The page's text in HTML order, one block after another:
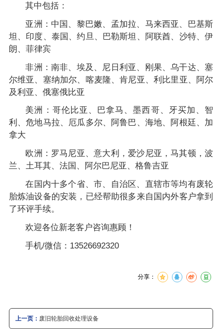
其中包括：
亚洲：中国、黎巴嫩、孟加拉、马来西亚、巴基斯
坦、印度、泰国、约旦、巴勒斯坦、阿联酋、沙特、伊
朗、菲律宾
非洲：南非、埃及、尼日利亚、刚果、乌干达、塞
尔维亚、塞纳加尔、喀麦隆、肯尼亚、利比里亚、阿尔
及利亚、俄塞俄比亚
美洲：哥伦比亚、巴拿马、墨西哥、牙买加、智
利、危地马拉、厄瓜多尔、阿鲁巴、海地、阿根廷、加
拿大
欧洲：罗马尼亚、意大利，爱沙尼亚，马其顿，波
兰、土耳其、法国、阿尔巴尼亚、格鲁吉亚
在国内十多个省、市、自治区、直辖市等均有废轮
胎炼油设备的安装，已经帮助很多来自国内外客户拿到
了环评手续。
欢迎各位新老客户咨询惠顾！
手机/微信：13526692320
分享：
上一页： 废旧轮胎回收处理设备